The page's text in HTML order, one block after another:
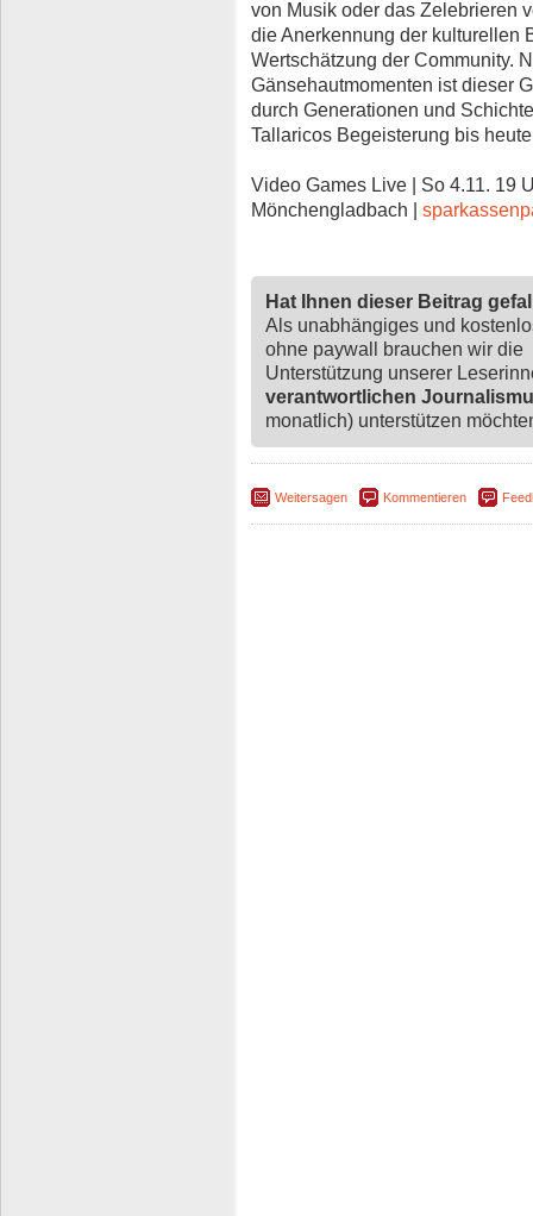
von Musik oder das Zelebrieren
die Anerkennung der kulturellen
Wertschätzung der Community.
Gänsehautmomenten ist dieser
durch Generationen und
Tallaricos Begeisterung bis
Video Games Live | So 4.11. 19
Mönchengladbach |
Hat Ihnen dieser Beitrag
Als unabhängiges und
ohne paywall brauchen wir die
Unterstützung unserer
verantwortlichen
monatlich) unterstützen
Weitersagen Kommentieren